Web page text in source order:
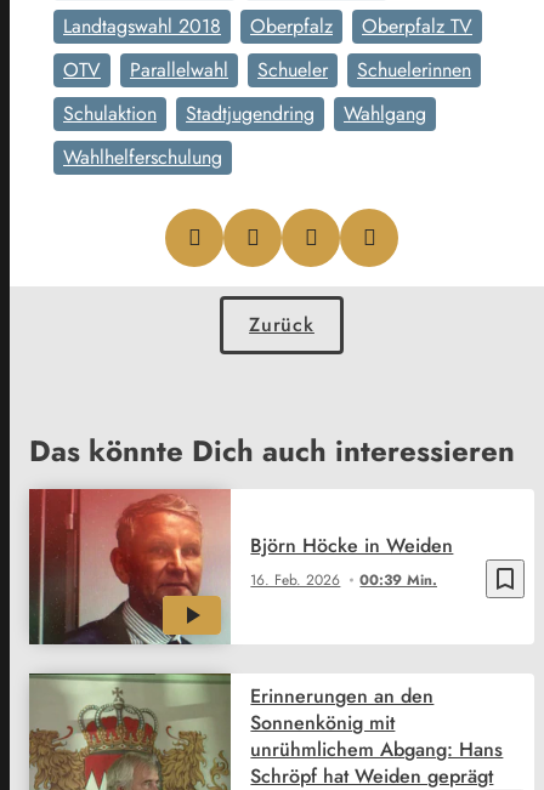
Landtagswahl 2018
Oberpfalz
Oberpfalz TV
OTV
Parallelwahl Schueler
Schuelerinnen
Schulaktion
Stadtjugendring
Wahlgang
Wahlhelferschulung
Zurück
Das könnte Dich auch interessieren
bookmark_border
16. Feb. 2026 00:39 Min.
Björn Höcke in Weiden
Erinnerungen an den
Sonnenkönig mit
unrühmlichem Abgang: Hans
Schröpf hat Weiden geprägt